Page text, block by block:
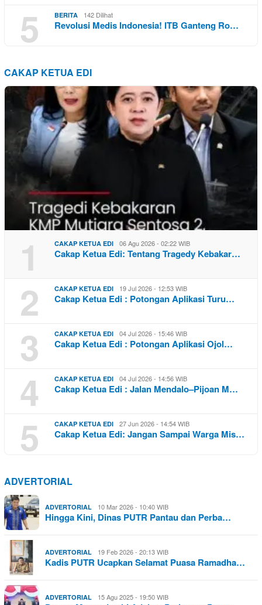
5
BERITA 142 Dilihat
Revolusi Medis Indonesia! ITB Ganteng Ro…
CAKAP KETUA EDI
1 CAKAP KETUA EDI 06 Agu 2026 - 02:22 WIB
Cakap Ketua Edi: Tentang Tragedy Kebakar…
2 CAKAP KETUA EDI 19 Jul 2026 - 12:53 WIB
Cakap Ketua Edi : Potongan Aplikasi Turu…
3 CAKAP KETUA EDI 04 Jul 2026 - 15:46 WIB
Cakap Ketua Edi : Potongan Aplikasi Ojol…
4 CAKAP KETUA EDI 04 Jul 2026 - 14:56 WIB
Cakap Ketua Edi : Jalan Mendalo–Pijoan M…
5 CAKAP KETUA EDI 27 Jun 2026 - 14:54 WIB
Cakap Ketua Edi: Jangan Sampai Warga Mis…
ADVERTORIAL
ADVERTORIAL 10 Mar 2026 - 10:40 WIB
Hingga Kini, Dinas PUTR Pantau dan Perba…
ADVERTORIAL 19 Feb 2026 - 20:13 WIB
Kadis PUTR Ucapkan Selamat Puasa Ramadha…
ADVERTORIAL 15 Agu 2025 - 19:50 WIB